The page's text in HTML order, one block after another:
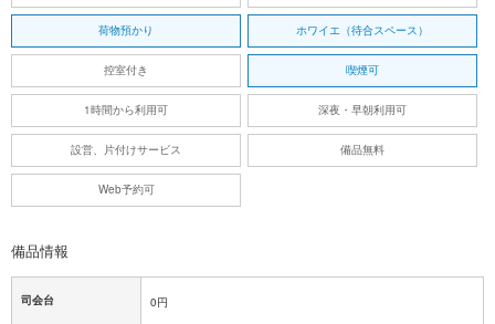
荷物預かり ホワイエ（待合スペース）
控室付き 喫煙可
1時間から利用可 深夜・早朝利用可
設営、片付けサービス 備品無料
Web予約可
備品情報
司会台 0円